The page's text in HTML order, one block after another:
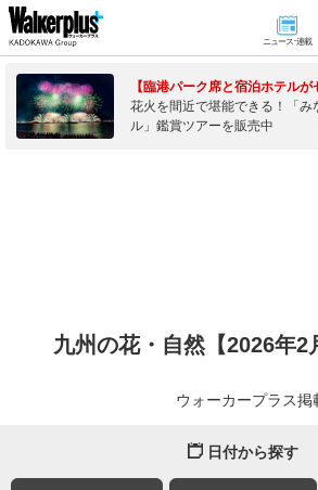
ニュース･連載
【臨港パーク席と宿泊ホテルが
花火を間近で堪能できる！「
ル」鑑賞ツアーを販売中
九州の花・自然【2026年2
ウォーカープラス
日付から探す